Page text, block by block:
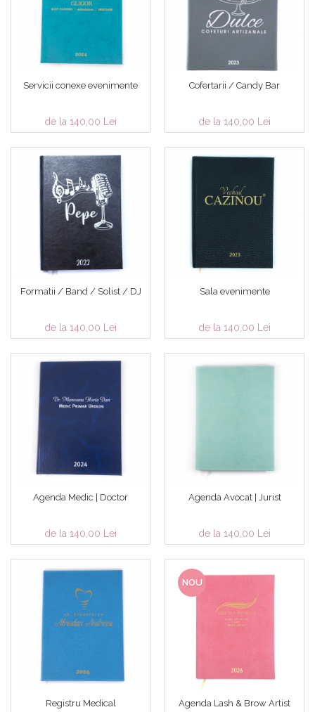
Servicii conexe evenimente
de la 140,00 Lei
Cofertarii / Candy Bar
de la 140,00 Lei
Formatii / Band / Solist / DJ
de la 140,00 Lei
Sala evenimente
de la 140,00 Lei
Agenda Medic | Doctor
de la 140,00 Lei
Agenda Avocat | Jurist
de la 140,00 Lei
Registru Medical
NOU
Agenda Lash & Brow Artist